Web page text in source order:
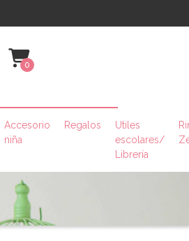
0
Accesorio
niña
Regalos
Utiles
escolares/
Librería